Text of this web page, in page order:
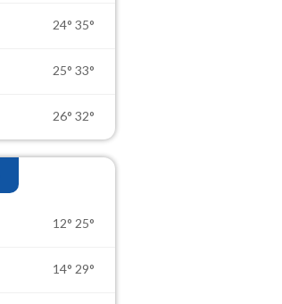
24° 35°
25° 33°
26° 32°
12° 25°
14° 29°